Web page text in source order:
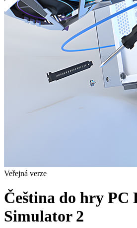
Veřejná verze
Čeština do hry PC
Simulator 2